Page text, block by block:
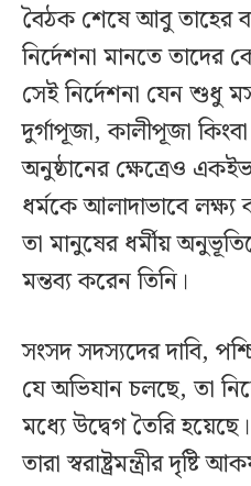
বৈঠক শেষে আবু তাহের
নির্দেশনা মানতে
সেই নির্দেশনা যেন শুধু
দুর্গাপূজা, কালীপূজা
অনুষ্ঠানের ক্ষেত্রেও
ধর্মকে আলাদাভাবে লক্ষ্য
তা মানুষের ধর্মীয়
মন্তব্য করেন তিনি।
সংসদ সদস্যদের দাবি,
যে অভিযান চলছে, তা
মধ্যে উদ্বেগ তৈরি
তারা স্বরাষ্ট্রমন্ত্রীর দৃষ্টি